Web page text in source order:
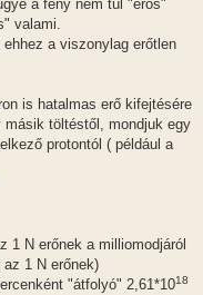
a fény nem túl "erős"
valami.
a viszonylag erőtlen
is hatalmas erő kifejtésére
másik töltéstől, mondjuk egy
protontól ( például a
1 N erőnek a milliomodjáról
1 N erőnek)
"átfolyó" 2,61*1018